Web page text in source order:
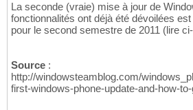
La seconde (vraie) mise à jour de
fonctionnalités ont déjà été dévoilées
pour le second semestre de 2011 (lire
Source :
http://windowsteamblog.com/
first-windows-phone-update-and-how-